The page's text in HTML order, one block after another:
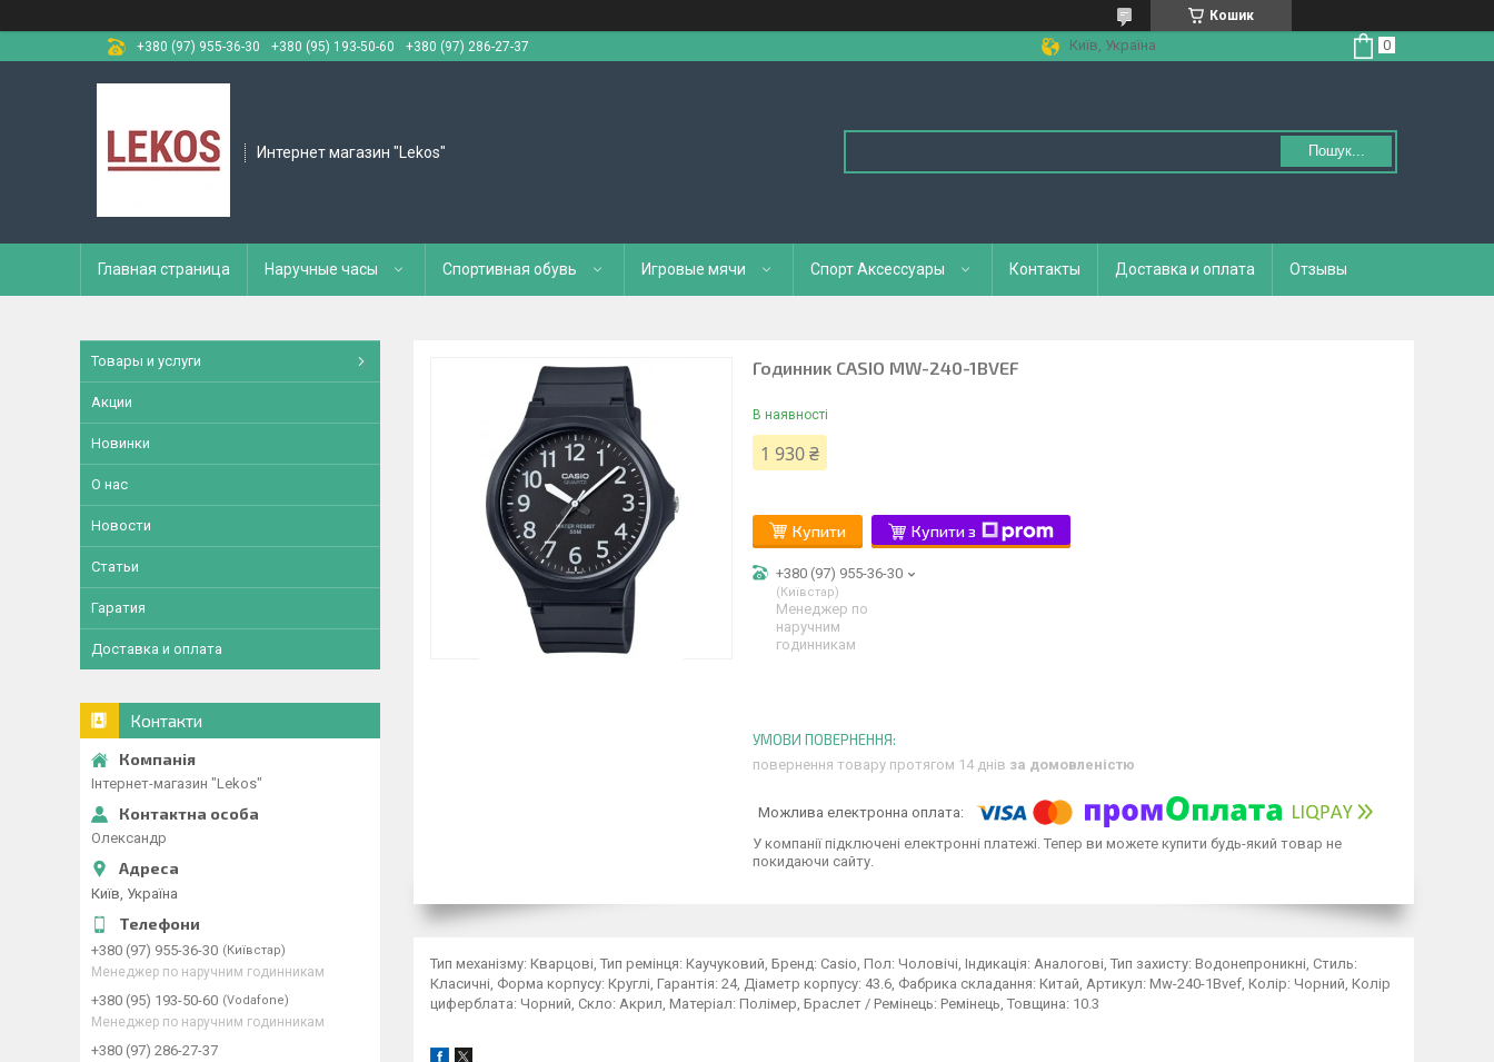
Кошик
+380 (97) 955-36-30
+380 (95) 193-50-60 +380 (97) 286-27-37 Київ, Україна
Интернет магазин "Lekos" Пошук...
Главная страница Наручные часы Спортивная обувь Игровые мячи Спорт Аксессуары Контакты Доставка и оплата Отзывы
Годинник CASIO MW-240-1BVEF
В наявності
1 930 ₴
Купити Купити з
+380 (97) 955-36-30
Київстар
Менеджер по
наручним
годинникам
повернення товару протягом 14 днів за домовленістю
У компанії підключені електронні платежі. Тепер ви можете купити будь-який товар не
покидаючи сайту.
Тип механізму: Кварцові, Тип ремінця: Каучуковий, Бренд: Casio, Пол: Чоловічі, Індикація: Аналогові, Тип захисту: Водонепроникні, Стиль:
Класичні, Форма корпусу: Круглі, Гарантія: 24, Діаметр корпусу: 43.6, Фабрика складання: Китай, Артикул: Mw-240-1Bvef, Колір: Чорний, Колір
циферблата: Чорний, Скло: Акрил, Матеріал: Полімер, Браслет / Ремінець: Ремінець, Товщина: 10.3
Товары и услуги
Акции
Новинки
О нас
Новости
Статьи
Гаратия
Доставка и оплата
Контакти
Інтернет-магазин "Lekos"
Олександр
Київ, Україна
+380 (97) 955-36-30 Київстар
Менеджер по наручним годинникам
+380 (95) 193-50-60 Vodafone
Менеджер по наручним годинникам
+380 (97) 286-27-37